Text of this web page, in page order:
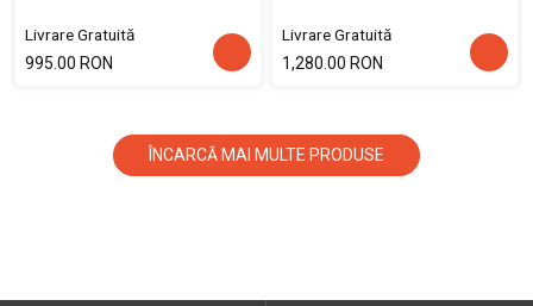
Livrare Gratuită
995.00 RON
Livrare Gratuită
1,280.00 RON
ÎNCARCĂ MAI MULTE PRODUSE